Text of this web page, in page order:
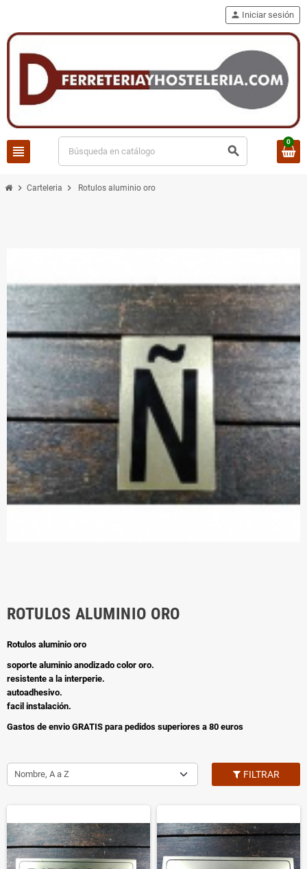
view_headline search
person Iniciar sesión
0
chevron_right Carteleria chevron_right Rotulos aluminio oro
ROTULOS ALUMINIO ORO
Rotulos aluminio oro
soporte aluminio anodizado color oro.
resistente a la interperie.
autoadhesivo.
facil instalación.
Gastos de envio GRATIS para pedidos superiores a 80 euros
Nombre, A a Z FILTRAR